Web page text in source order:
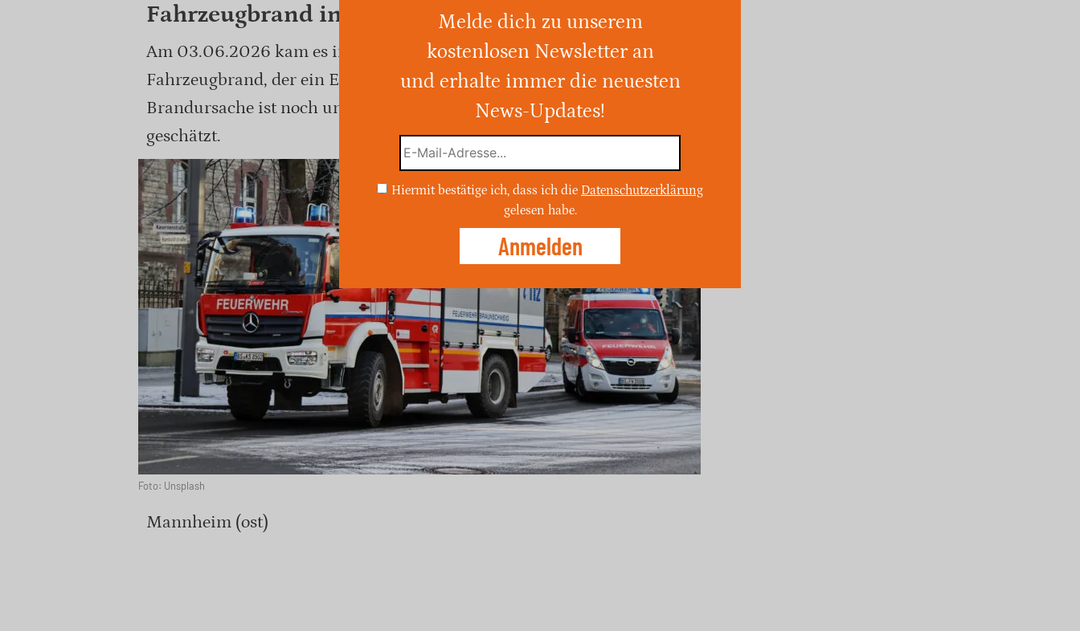
Fahrzeugbrand in Mannheim-Neckarau
Am 03.06.2026 kam es in der Siegfriedstraße zu einem
Fahrzeugbrand, der ein Elektroauto vollständig zerstörte. Die
Brandursache ist noch unbekannt, Schaden wird auf 15.000,- Euro
geschätzt.
Foto: Unsplash
Mannheim (ost)
Melde dich zu unserem
kostenlosen Newsletter an
und erhalte immer die neuesten
News-Updates!
Hiermit bestätige ich, dass ich die Datenschutzerklärung
gelesen habe.